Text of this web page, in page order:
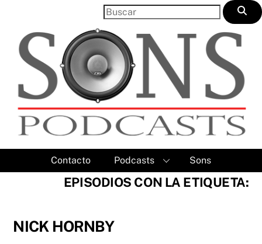
content
Contacto Podcasts Sons
EPISODIOS CON LA ETIQUETA:
NICK HORNBY